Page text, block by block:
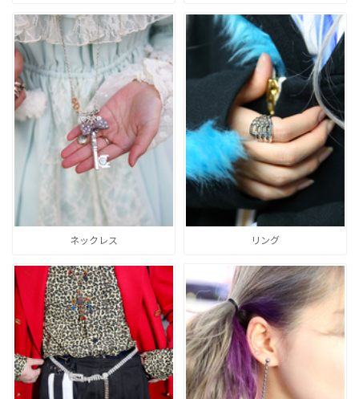
ネックレス リング